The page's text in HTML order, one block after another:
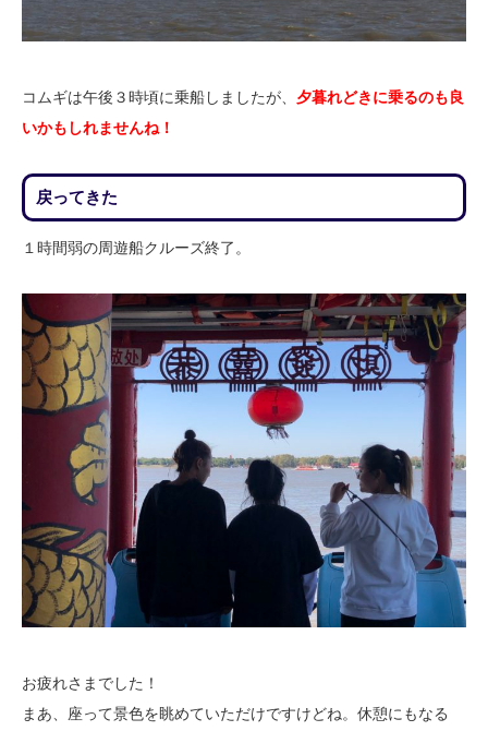
コムギは午後３時頃に乗船しましたが、 夕暮れどきに乗るのも良
いかもしれませんね！
戻ってきた
１時間弱の周遊船クルーズ終了。
お疲れさまでした！
まあ、座って景色を眺めていただけですけどね。休憩にもなる